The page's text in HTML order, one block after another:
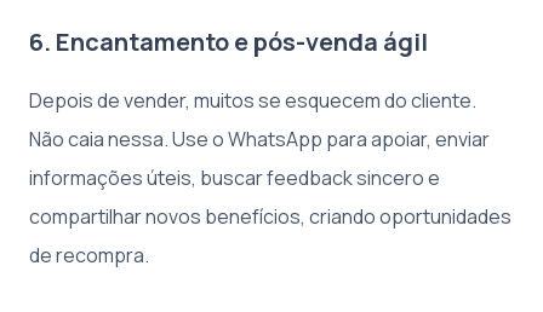
6. Encantamento e pós-venda ágil
Depois de vender, muitos se esquecem do cliente.
Não caia nessa. Use o WhatsApp para apoiar, enviar
informações úteis, buscar feedback sincero e
compartilhar novos benefícios, criando oportunidades
de recompra.